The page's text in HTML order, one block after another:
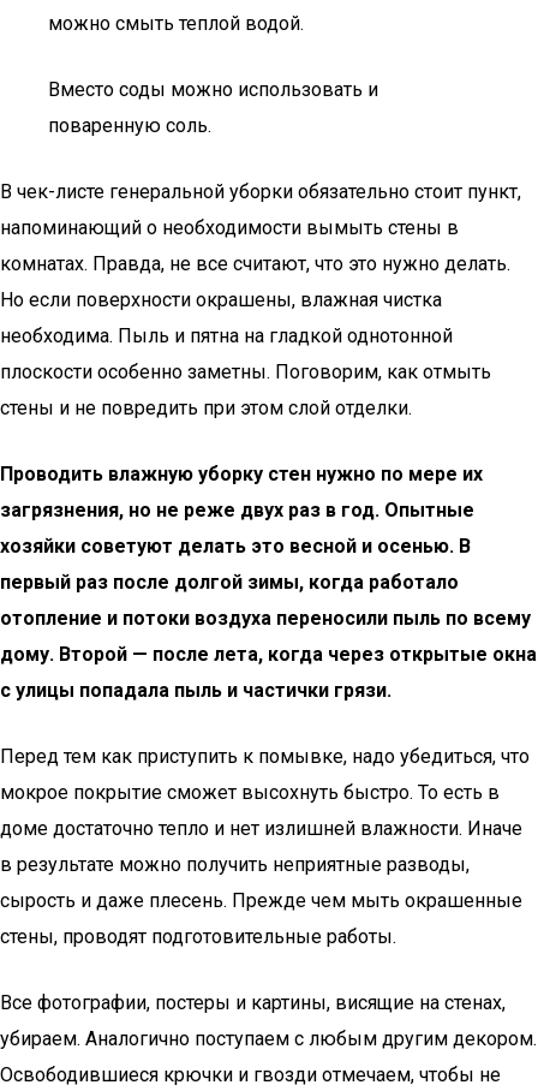
можно смыть теплой водой.
Вместо соды можно использовать и
поваренную соль.
В чек-листе генеральной уборки обязательно стоит пункт,
напоминающий о необходимости вымыть стены в
комнатах. Правда, не все считают, что это нужно делать.
Но если поверхности окрашены, влажная чистка
необходима. Пыль и пятна на гладкой однотонной
плоскости особенно заметны. Поговорим, как отмыть
стены и не повредить при этом слой отделки.
Проводить влажную уборку стен нужно по мере их
загрязнения, но не реже двух раз в год. Опытные
хозяйки советуют делать это весной и осенью. В
первый раз после долгой зимы, когда работало
отопление и потоки воздуха переносили пыль по всему
дому. Второй — после лета, когда через открытые окна
с улицы попадала пыль и частички грязи.
Перед тем как приступить к помывке, надо убедиться, что
мокрое покрытие сможет высохнуть быстро. То есть в
доме достаточно тепло и нет излишней влажности. Иначе
в результате можно получить неприятные разводы,
сырость и даже плесень. Прежде чем мыть окрашенные
стены, проводят подготовительные работы.
Все фотографии, постеры и картины, висящие на стенах,
убираем. Аналогично поступаем с любым другим декором.
Освободившиеся крючки и гвозди отмечаем, чтобы не